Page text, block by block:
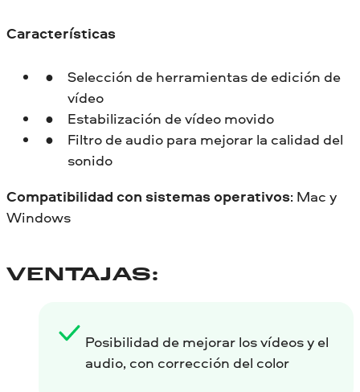
Características
Selección de herramientas de edición de
vídeo
Estabilización de vídeo movido
Filtro de audio para mejorar la calidad del
sonido
Compatibilidad con sistemas operativos: Mac y
Windows
VENTAJAS:
Posibilidad de mejorar los vídeos y el
audio, con corrección del color